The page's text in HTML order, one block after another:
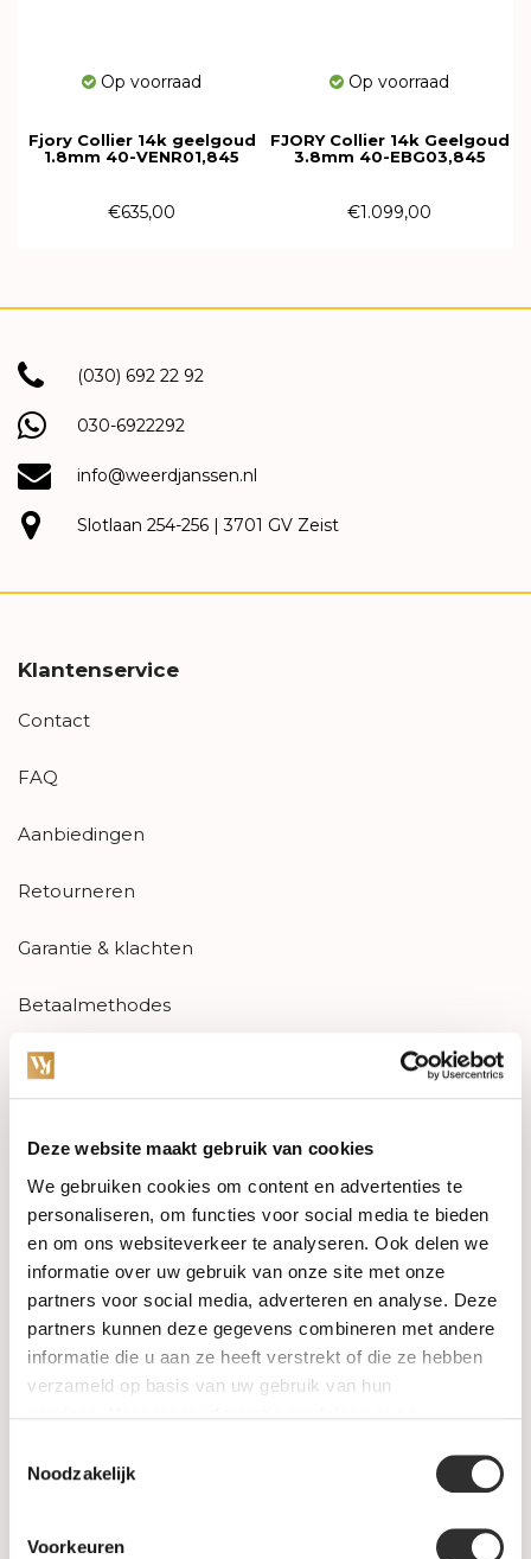
Deze website maakt gebruik van cookies
We gebruiken cookies om content en advertenties te
personaliseren, om functies voor social media te bieden
en om ons websiteverkeer te analyseren. Ook delen we
informatie over uw gebruik van onze site met onze
partners voor social media, adverteren en analyse. Deze
partners kunnen deze gegevens combineren met andere
informatie die u aan ze heeft verstrekt of die ze hebben
verzameld op basis van uw gebruik van hun
Noodzakelijk
Voorkeuren
Op voorraad
Fjory Collier 14k geelgoud
1.8mm 40-VENR01,845
€635,00
Op voorraad
FJORY Collier 14k Geelgoud
3.8mm 40-EBG03,845
€1.099,00
(030) 692 22 92
030-6922292
info@weerdjanssen.nl
Slotlaan 254-256 | 3701 GV Zeist
Klantenservice
Contact
FAQ
Aanbiedingen
Retourneren
Garantie & klachten
Betaalmethodes
Sitemap
Categorieën
Horloges
Juwelen
Trouwringen
PRE-OWNED
Informatie